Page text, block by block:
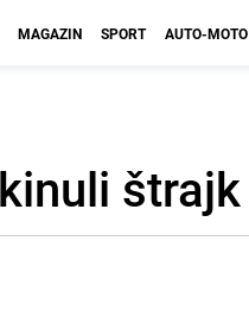
MAGAZIN SPORT AUTO-MOTO
štrajk